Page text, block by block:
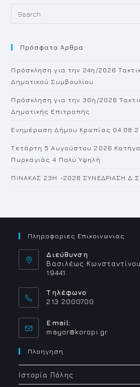
Πρόσφατα Άρθρα
Πρόσκληση για την 24η/2026
Δημοτικού Συμβουλίου
Πρόσκληση για την 30η/2026
Δημοτικής Επιτροπής
Ενημέρωση Δήμου Κρωπίας
Τετάρτη 5 Αυγούστου 2026
Πυρκαγιάς 4 Πολύ Υψηλή
ΠΙΝΑΚΑΣ 23H -2026 ΣΥΝΕΔΡΙΑΣΗ Δ.Σ
Πληροφοριες Επικοινωνιας
Διεύθυνση
Βασιλέως
19441
Τηλέφωνο
213 2000700
Email:
mayor@koropi.grOpens
Πλοηγηση
Ιστορία Πόλης